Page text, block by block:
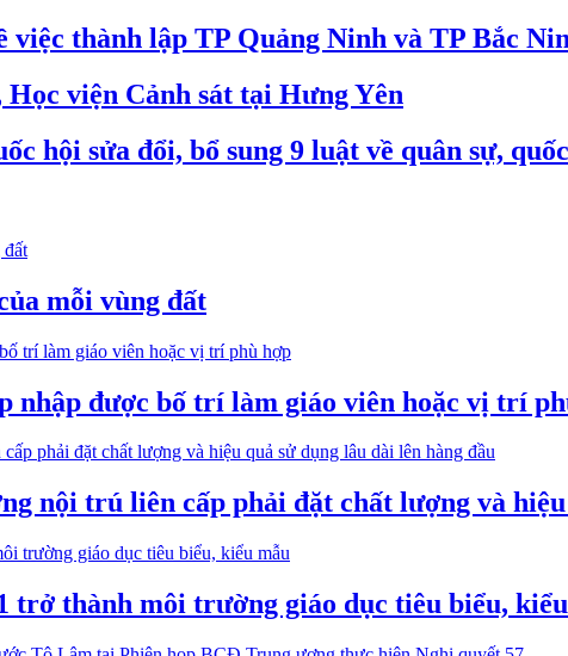
việc thành lập TP Quảng Ninh và TP Bắc
viện Cảnh sát tại Hưng Yên
hội sửa đổi, bổ sung 9 luật về quân sự,
mỗi vùng đất
nhập được bố trí làm giáo viên hoặc vị trí
nội trú liên cấp phải đặt chất lượng và
thành môi trường giáo dục tiêu biểu,